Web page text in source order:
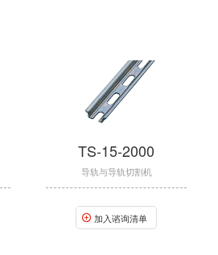
TS-15-2000
导轨与导轨切割机
加入谘询清单